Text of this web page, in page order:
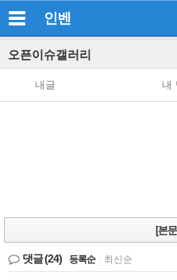
인벤
오픈이슈갤러리
내글 내
[본
댓글(24) 등록순 최신순